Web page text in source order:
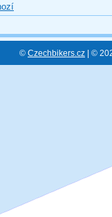
© Czechbikers.cz | ©